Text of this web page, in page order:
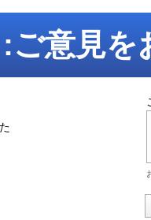
ご意見